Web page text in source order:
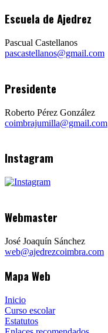
Escuela de Ajedrez
Pascual Castellanos
pascastellanos@gmail.com
Presidente
Roberto Pérez González
coimbrajumilla@gmail.com
Instagram
Webmaster
José Joaquín Sánchez
web@ajedrezcoimbra.com
Mapa Web
Inicio
Curso escolar
Estatutos